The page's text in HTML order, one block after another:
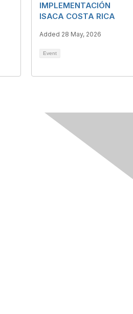
IMPLEMENTACIÓN
ISACA COSTA RICA
Added 28 May, 2026
Event